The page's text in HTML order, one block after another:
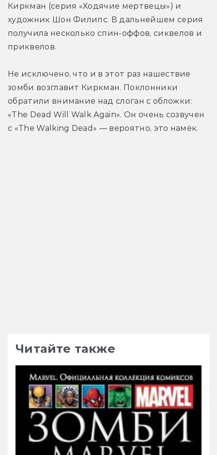
Киркман (серия «Ходячие мертвецы») и
художник Шон Филипс. В дальнейшем серия
получила несколько спин-оффов, сиквелов и
приквелов.
Не исключено, что и в этот раз нашествие
зомби возглавит Киркман. Поклонники
обратили внимание над слоган с обложки:
«The Dead Will Walk Again». Он очень созвучен
с «The Walking Dead» — вероятно, это намёк.
Читайте также